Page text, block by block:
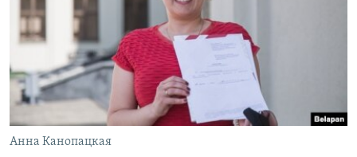
Анна Канопацкая